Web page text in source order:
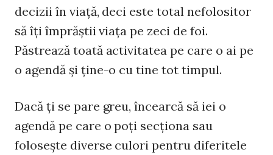
decizii în viaţă, deci este total nefolositor
să îţi împrăştii viaţa pe zeci de foi.
Păstrează toată activitatea pe care o ai pe
o agendă şi ţine-o cu tine tot timpul.
Dacă ţi se pare greu, încearcă să iei o
agendă pe care o poţi secţiona sau
foloseşte diverse culori pentru diferitele